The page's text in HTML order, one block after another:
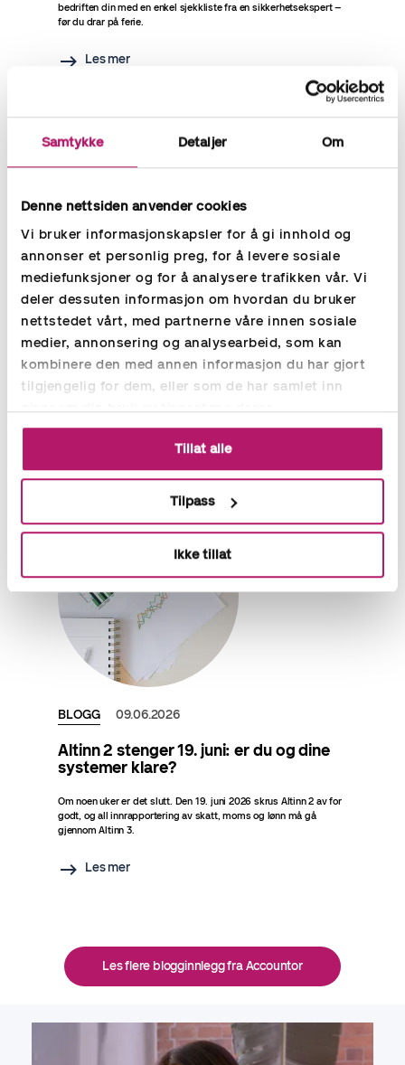
Samtykke Detaljer Om
Denne nettsiden anvender cookies
Vi bruker informasjonskapsler for å gi innhold og
annonser et personlig preg, for å levere sosiale
mediefunksjoner og for å analysere trafikken vår. Vi
deler dessuten informasjon om hvordan du bruker
nettstedet vårt, med partnerne våre innen sosiale
medier, annonsering og analysearbeid, som kan
kombinere den med annen informasjon du har gjort
tilgjengelig for dem, eller som de har samlet inn
gjennom din bruk av tjenestene deres.
Tillat alle
Tilpass
Ikke tillat
bedriften din med en enkel sjekkliste fra en sikkerhetsekspert –
før du drar på ferie.
Les mer
Nye regler for offentlige anskaffelser:
dette må du vite før 1. juli 2026
Stortinget har vedtatt betydelige endringer i anskaffelsesloven.
Fra 1. juli 2026 gjelder nye regler som påvirker alle virksomheter
som gjennomfører offentlige innkjøp. Her er en oversikt.
BLOGG 09.06.2026
Altinn 2 stenger 19. juni: er du og dine
systemer klare?
Om noen uker er det slutt. Den 19. juni 2026 skrus Altinn 2 av for
godt, og all innrapportering av skatt, moms og lønn må gå
gjennom Altinn 3.
Les mer
Les flere blogginnlegg fra Accountor